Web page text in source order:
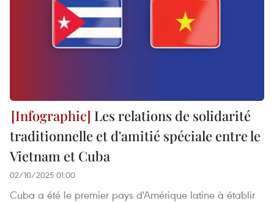
Les relations de solidarité
traditionnelle et d'amitié spéciale entre le
Vietnam et Cuba
02/10/2025 01:00
Cuba a été le premier pays d'Amérique latine à établir